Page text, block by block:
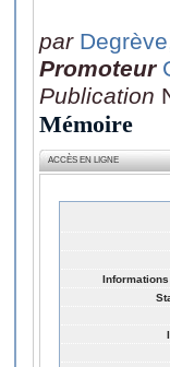
par
Promoteur
Publication
Mémoire
ACCÈS EN LIGNE